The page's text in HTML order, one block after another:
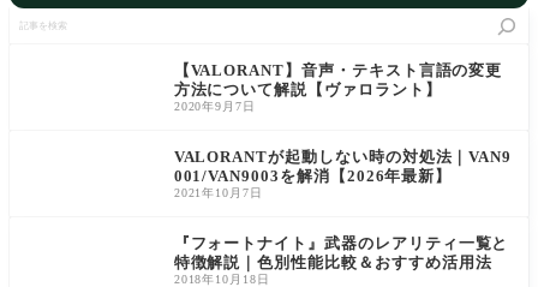
【VALORANT】音声・テキスト言語の変更
方法について解説【ヴァロラント】
2020年9月7日
VALORANTが起動しない時の対処法｜VAN9
001/VAN9003を解消【2026年最新】
2021年10月7日
『フォートナイト』武器のレアリティ一覧と
特徴解説｜色別性能比較＆おすすめ活用法
2018年10月18日